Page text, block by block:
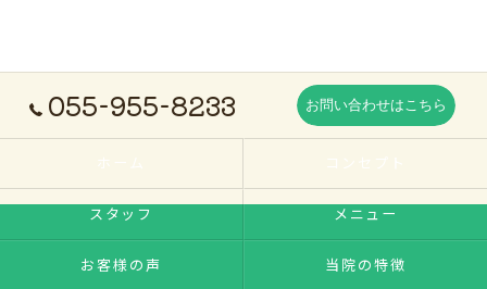
055-955-8233 お問い合わせはこちら
スタッフ メニュー
お客様の声 当院の特徴